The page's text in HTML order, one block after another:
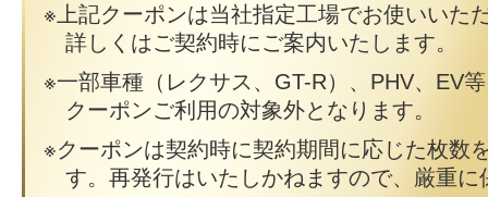
上記クーポンは当社指定工場でお使いいた
詳しくはご契約時にご案内いたします。
一部車種（レクサス、GT-R）、PHV、EV
クーポンご利用の対象外となります。
クーポンは契約時に契約期間に応じた枚数
す。再発行はいたしかねますので、厳重に